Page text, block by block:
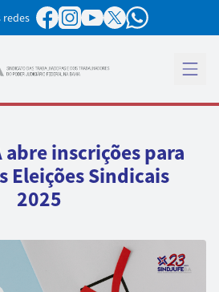
redes
Abrir
inscrições para
Eleições Sindicais
2025